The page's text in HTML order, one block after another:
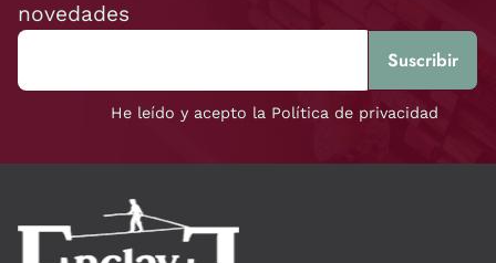
novedades
He leído y acepto la Política de privacidad